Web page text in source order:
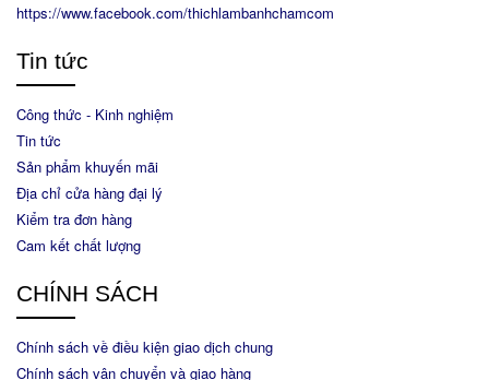
https://www.facebook.com/thichlambanhchamcom
Tin tức
Công thức - Kinh nghiệm
Tin tức
Sản phẩm khuyến mãi
Địa chỉ cửa hàng đại lý
Kiểm tra đơn hàng
Cam kết chất lượng
CHÍNH SÁCH
Chính sách về điều kiện giao dịch chung
Chính sách vận chuyển và giao hàng